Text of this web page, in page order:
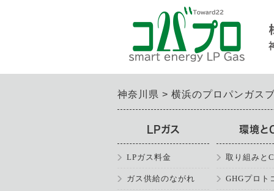
神奈川県 横浜のプロパンガス
LPガス
LPガス料金
ガス供給のながれ
環境と
取り組みと
GHGプロト